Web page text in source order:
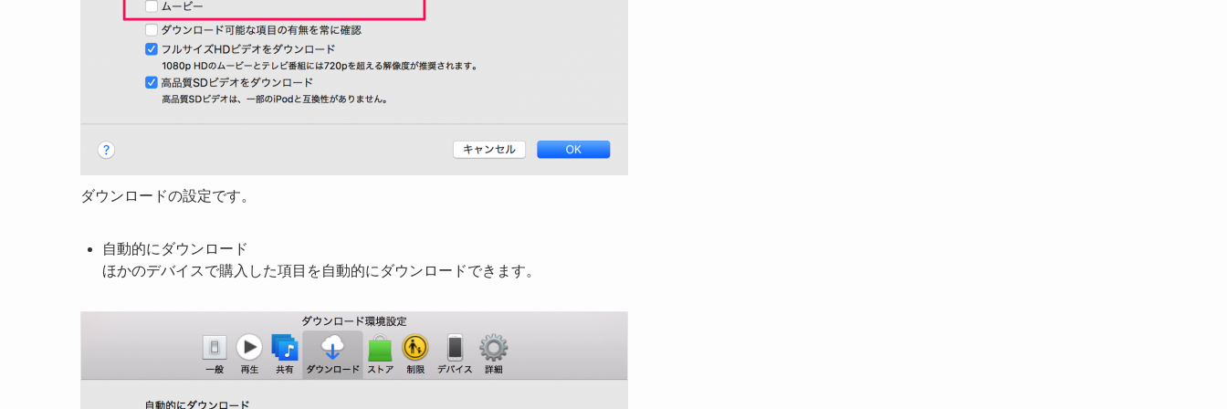
ダウンロードの設定です。
自動的にダウンロード
ほかのデバイスで購入した項目を自動的にダウンロードできます。